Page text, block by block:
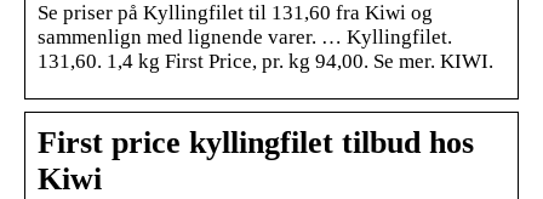
Se priser på Kyllingfilet til 131,60 fra Kiwi og
sammenlign med lignende varer. … Kyllingfilet.
131,60. 1,4 kg First Price, pr. kg 94,00. Se mer. KIWI.
First price kyllingfilet tilbud hos
Kiwi